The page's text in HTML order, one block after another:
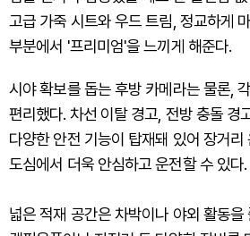
고급 가죽 시트와 우드 트림, 정교하게
부분에서 '프리미엄'을 느끼게 해준다.
시야 확보를 돕는 후방 카메라는 물론,
편리했다. 차선 이탈 경고, 전방 충돌 경
다양한 안전 기능이 탑재돼 있어 장거리
도심에서 더욱 안심하고 운전할 수 있다.
넓은 적재 공간은 차박이나 야외 활동